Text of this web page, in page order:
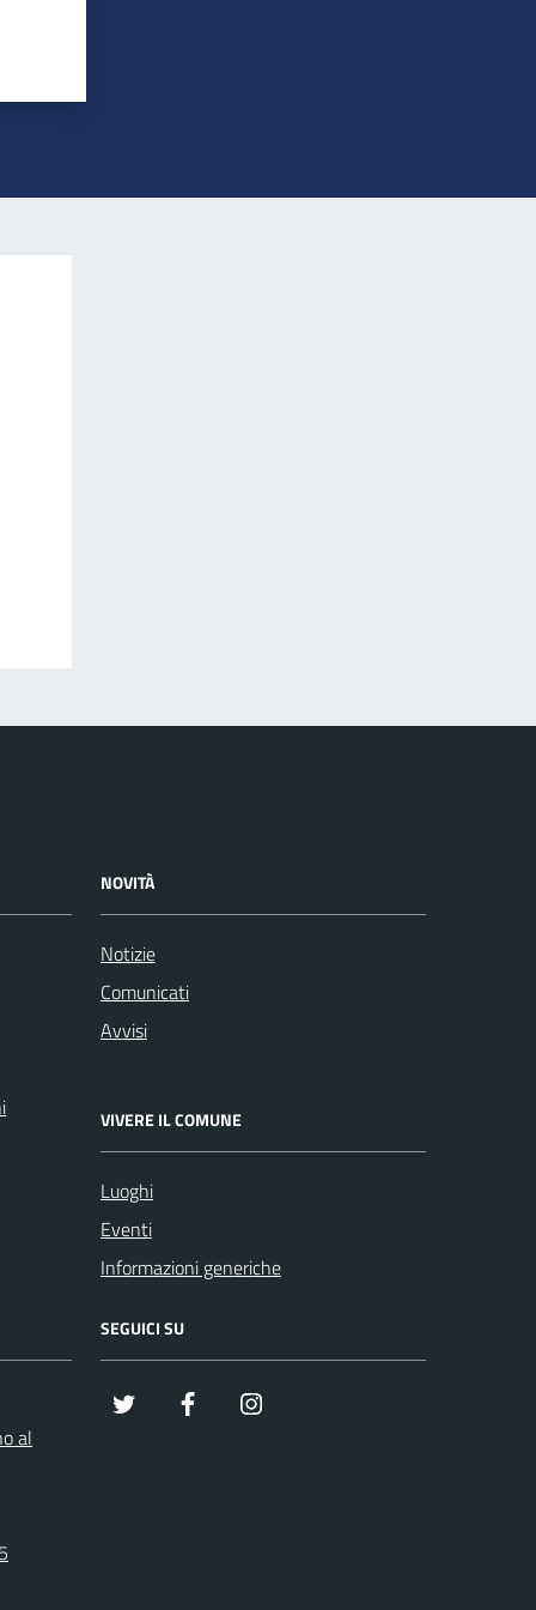
NOVITÀ
Notizie
Comunicati
Avvisi
VIVERE IL COMUNE
Luoghi
Eventi
Informazioni generiche
al
SEGUICI SU
Facebook